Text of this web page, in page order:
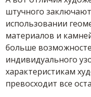
штучного
использовании
материалов и
больше
индивидуального
характеристикам
превосходит все